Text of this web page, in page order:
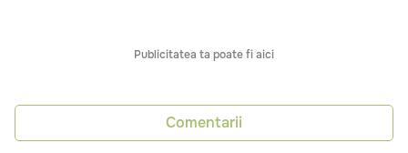
Publicitatea ta poate fi aici
Comentarii